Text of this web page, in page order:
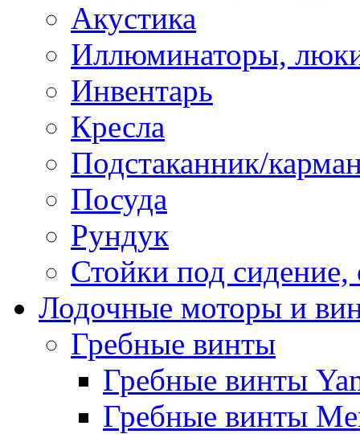
Акустика
Иллюминаторы,
Инвентарь
Кресла
Подстаканник/
Посуда
Рундук
Стойки под
Лодочные моторы и
Гребные винты
Гребные винты
Гребные винты